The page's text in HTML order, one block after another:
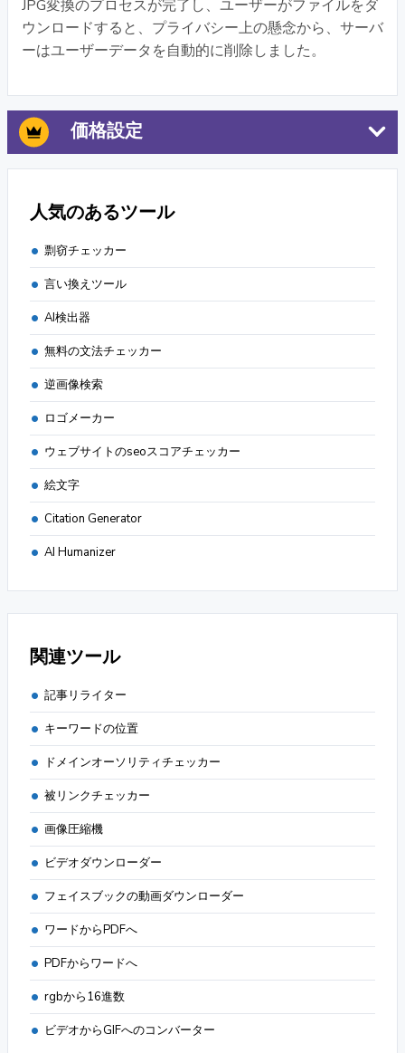
JPG変換のプロセスが完了し、ユーザーがファイルをダ
ウンロードすると、プライバシー上の懸念から、サーバ
ーはユーザーデータを自動的に削除しました。
価格設定
人気のあるツール
剽窃チェッカー
言い換えツール
AI検出器
無料の文法チェッカー
逆画像検索
ロゴメーカー
ウェブサイトのseoスコアチェッカー
絵文字
Citation Generator
AI Humanizer
関連ツール
記事リライター
キーワードの位置
ドメインオーソリティチェッカー
被リンクチェッカー
画像圧縮機
ビデオダウンローダー
フェイスブックの動画ダウンローダー
ワードからPDFへ
PDFからワードへ
rgbから16進数
ビデオからGIFへのコンバーター